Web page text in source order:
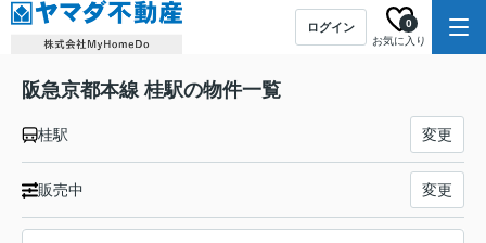
ログイン
お気に入り
0
阪急京都本線 桂駅の物件一覧
桂駅 変更
販売中 変更